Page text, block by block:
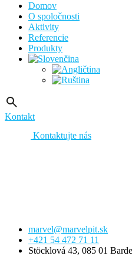
Domov
O spoločnosti
Aktivity
Referencie
Produkty
Kontakt
Kontaktujte nás
marvel@marvelpit.sk
+421 54 472 71 11
Stöcklová 43, 085 01